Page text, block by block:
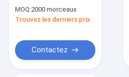
noir
MOQ:2000 morceaux
Trouvez les derniers prix
Contactez